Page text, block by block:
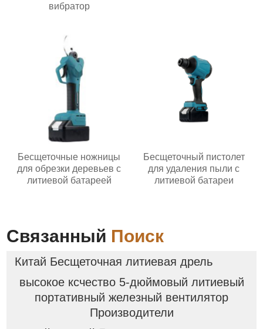
вибратор
Бесщеточные ножницы
для обрезки деревьев с
литиевой батареей
Бесщеточный пистолет
для удаления пыли с
литиевой батареи
Связанный Поиск
Китай Бесщеточная литиевая дрель
высокое ксчество 5-дюймовый литиевый
портативный железный вентилятор
Производители